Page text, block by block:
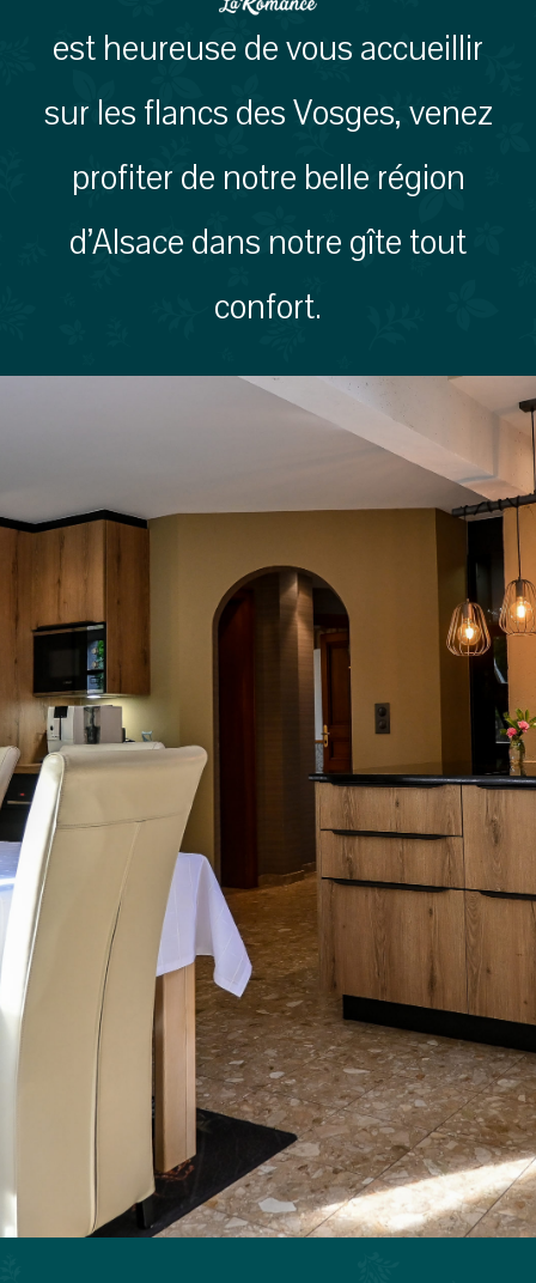
est heureuse de vous accueillir
sur les flancs des Vosges, venez
profiter de notre belle région
d’Alsace dans notre gîte tout
confort.